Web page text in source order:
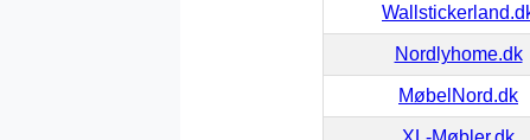
Nordlyhome.dk
MøbelNord.dk